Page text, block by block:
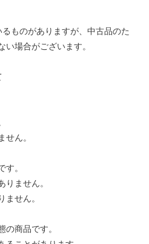
ものがありますが、中古品のた
場合がございます。
ん。
。
ません。
せん。
商品です。